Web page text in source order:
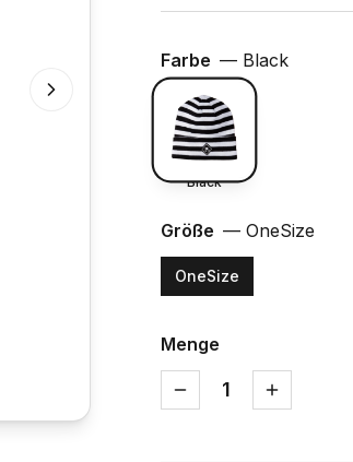
Farbe — Black
Black
Größe — OneSize
OneSize
Menge
1